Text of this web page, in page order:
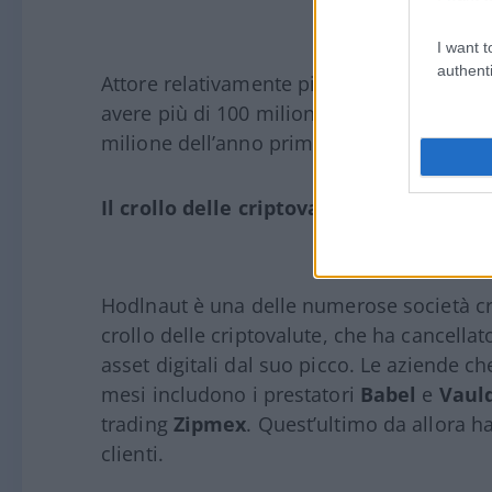
I want
Attore relativamente piccolo a livello
avere più di 100 milioni di dollari di
milione dell’anno prima.
Il crollo delle criptovalute
Hodlnaut è una delle numerose società
crollo delle criptovalute, che ha
asset digitali dal suo picco. Le aziende
mesi includono i prestatori Babel e
trading Zipmex. Quest’ultimo da allora
clienti.